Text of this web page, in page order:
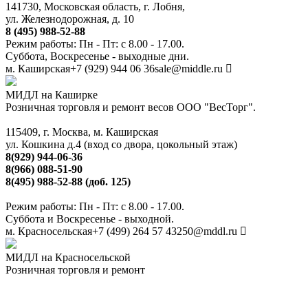
141730, Московская область, г. Лобня,
ул. Железнодорожная, д. 10
8 (495) 988-52-88
Режим работы: Пн - Пт: с 8.00 - 17.00.
Суббота, Воскресенье - выходные дни.
м. Каширская+7 (929) 944 06 36sale@middle.ru
МИДЛ на Каширке
Розничная торговля и ремонт весов ООО "ВесТорг".
115409, г. Москва, м. Каширская
ул. Кошкина д.4 (вход со двора, цокольный этаж)
8(929) 944-06-36
8(966) 088-51-90
8(495) 988-52-88 (доб. 125)
Режим работы: Пн - Пт: с 8.00 - 17.00.
Суббота и Воскресенье - выходной.
м. Красносельская+7 (499) 264 57 43250@mddl.ru
МИДЛ на Красносельской
Розничная торговля и ремонт